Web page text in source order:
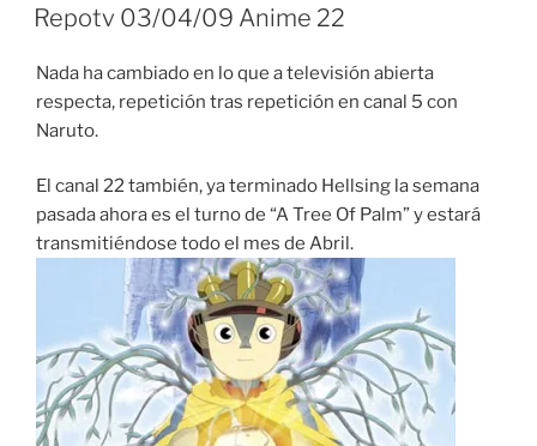
EL
Repotv 03/04/09 Anime 22
Nada ha cambiado en lo que a televisión abierta
respecta, repetición tras repetición en canal 5 con
Naruto.
El canal 22 también, ya terminado Hellsing la semana
pasada ahora es el turno de “A Tree Of Palm” y estará
transmitiéndose todo el mes de Abril.